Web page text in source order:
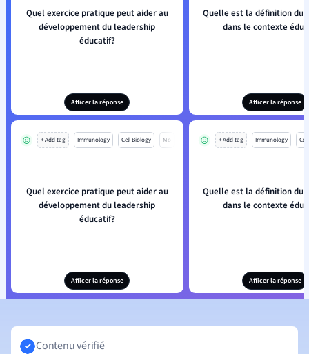
Quel exercice pratique peut aider au
développement du leadership
éducatif?
Afficer la réponse
Quelle est la définition du
dans le contexte
Afficer la réponse
+ Add tag Immunology Cell Biology Mo
Quel exercice pratique peut aider au
développement du leadership
éducatif?
Afficer la réponse
+ Add tag Immunology
Quelle est la définition du
dans le contexte
Afficer la réponse
Contenu vérifié